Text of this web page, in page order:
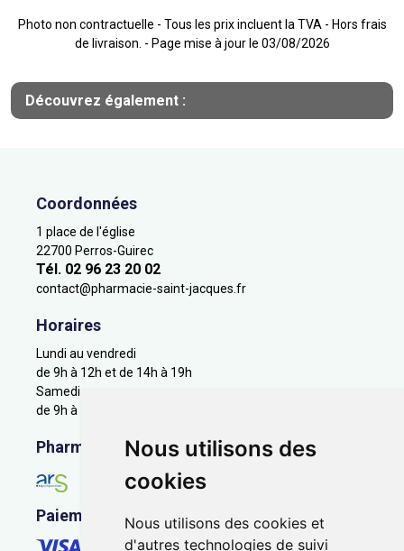
Nous utilisons des
cookies
Nous utilisons des cookies et
d'autres technologies de suivi
Photo non contractuelle - Tous les prix incluent la TVA - Hors frais
de livraison. - Page mise à jour le 03/08/2026
Découvrez également :
Coordonnées
1 place de l'église
22700 Perros-Guirec
Tél. 02 96 23 20 02
contact@pharmacie-saint-jacques.fr
Horaires
Lundi au vendredi
de 9h à 12h et de 14h à 19h
Samedi
de 9h à 12h
Pharmacie en ligne agréée
Paiement sécurisé